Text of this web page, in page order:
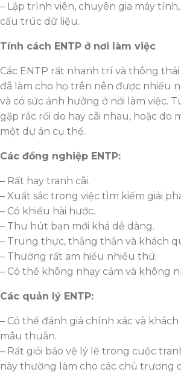
– Lập trình viên, chuyên gia máy
cấu trúc dữ liệu.
Tính cách ENTP ở nơi làm việc
Các ENTP rất nhanh trí và thông thái
đã làm cho họ trên nên được nhiều
và có sức ảnh hưởng ở nới làm việc.
gặp rắc rối do hay cãi nhau, hoặc do
một dự án cụ thể.
Các đồng nghiệp ENTP:
– Rất hay tranh cãi.
– Xuất sắc trong việc tìm kiếm giải
– Có khiếu hài hước.
– Thu hút bạn mới khá dễ dàng.
– Trung thực, thẳng thắn và khách
– Thường rất am hiểu nhiều thứ.
– Có thể không nhạy cảm và không
Các quản lý ENTP:
– Có thể đánh giá chính xác và
mâu thuẫn.
– Rất giỏi bảo vệ lý lẽ trong cuộc
này thường làm cho các chủ trương